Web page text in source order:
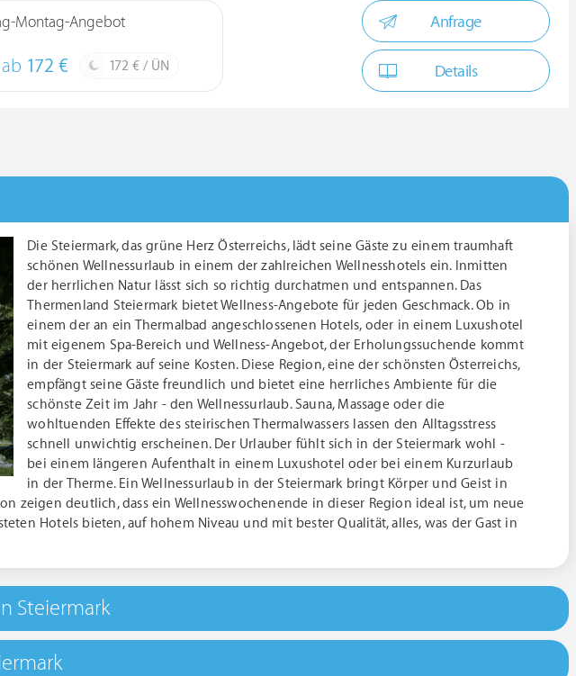
Montag-Angebot
172 € 172 € / ÜN
Anfrage
Details
Die Steiermark, das grüne Herz Österreichs, lädt seine Gäste zu einem traumhaft
schönen Wellnessurlaub in einem der zahlreichen Wellnesshotels ein. Inmitten
der herrlichen Natur lässt sich so richtig durchatmen und entspannen. Das
Thermenland Steiermark bietet Wellness-Angebote für jeden Geschmack. Ob in
einem der an ein Thermalbad angeschlossenen Hotels, oder in einem Luxushotel
mit eigenem Spa-Bereich und Wellness-Angebot, der Erholungssuchende kommt
in der Steiermark auf seine Kosten. Diese Region, eine der schönsten Österreichs,
empfängt seine Gäste freundlich und bietet eine herrliches Ambiente für die
schönste Zeit im Jahr - den Wellnessurlaub. Sauna, Massage oder die
wohltuenden Effekte des steirischen Thermalwassers lassen den Alltagsstress
schnell unwichtig erscheinen. Der Urlauber fühlt sich in der Steiermark wohl -
bei einem längeren Aufenthalt in einem Luxushotel oder bei einem Kurzurlaub
in der Therme. Ein Wellnessurlaub in der Steiermark bringt Körper und Geist in
zeigen deutlich, dass ein Wellnesswochenende in dieser Region ideal ist, um neue
Hotels bieten, auf hohem Niveau und mit bester Qualität, alles, was der Gast in
Steiermark